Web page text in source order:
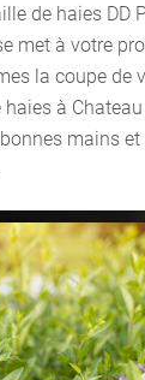
de haies DD
met à votre
la coupe de
à
mains